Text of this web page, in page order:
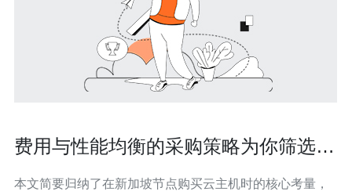
费用与性能均衡的采购策略为你筛选最
本文简要归纳了在新加坡节点购买云主机时的核心考量，